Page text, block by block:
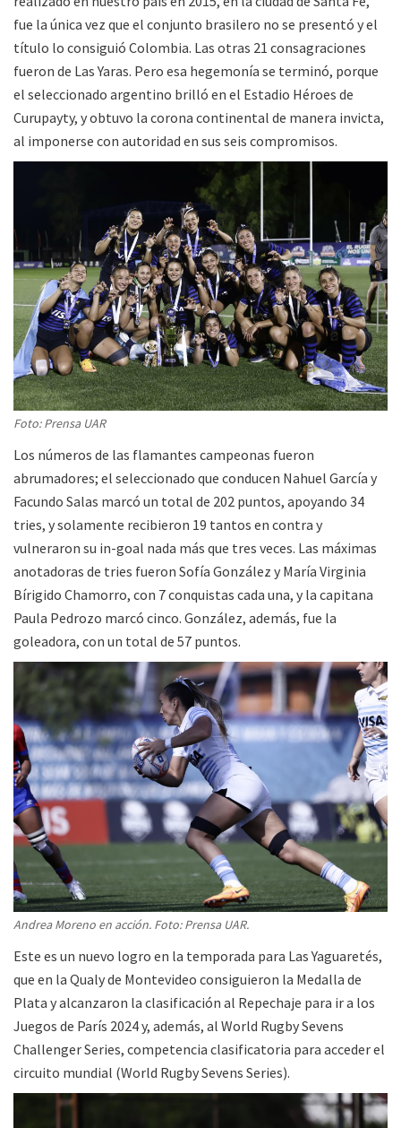
fue la única vez que el conjunto brasilero no se presentó y el
título lo consiguió Colombia. Las otras 21 consagraciones
fueron de Las Yaras. Pero esa hegemonía se terminó, porque
el seleccionado argentino brilló en el Estadio Héroes de
Curupayty, y obtuvo la corona continental de manera invicta,
al imponerse con autoridad en sus seis compromisos.
Foto: Prensa UAR
Los números de las flamantes campeonas fueron
abrumadores; el seleccionado que conducen Nahuel García y
Facundo Salas marcó un total de 202 puntos, apoyando 34
tries, y solamente recibieron 19 tantos en contra y
vulneraron su in-goal nada más que tres veces. Las máximas
anotadoras de tries fueron Sofía González y María Virginia
Bírigido Chamorro, con 7 conquistas cada una, y la capitana
Paula Pedrozo marcó cinco. González, además, fue la
goleadora, con un total de 57 puntos.
Andrea Moreno en acción. Foto: Prensa UAR.
Este es un nuevo logro en la temporada para Las Yaguaretés,
que en la Qualy de Montevideo consiguieron la Medalla de
Plata y alcanzaron la clasificación al Repechaje para ir a los
Juegos de París 2024 y, además, al World Rugby Sevens
Challenger Series, competencia clasificatoria para acceder el
circuito mundial (World Rugby Sevens Series).